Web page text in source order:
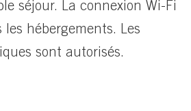
séjour. La connexion Wi-Fi
hébergements. Les
sont autorisés.